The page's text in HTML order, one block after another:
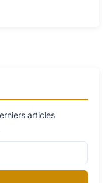
articles